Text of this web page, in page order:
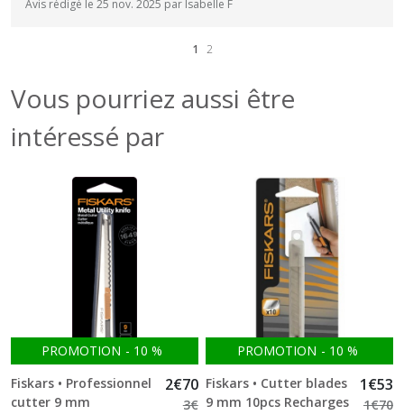
Avis rédigé le 25 nov. 2025 par Isabelle F
1 2
Vous pourriez aussi être
intéressé par
PROMOTION - 10 %
Fiskars • Professionnel
cutter 9 mm
2€70
3€
PROMOTION - 10 %
Fiskars • Cutter blades
9 mm 10pcs Recharges
1€53
1€70